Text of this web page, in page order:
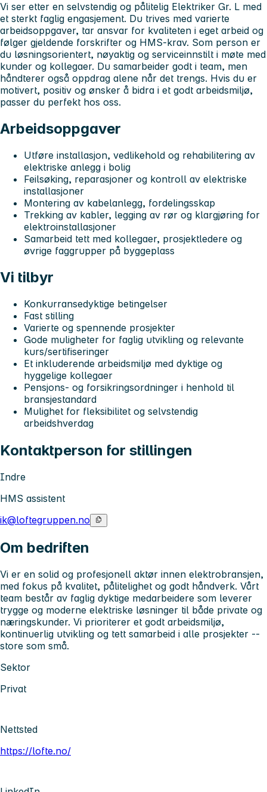
Vi ser etter en selvstendig og pålitelig Elektriker Gr. L med
et sterkt faglig engasjement. Du trives med varierte
arbeidsoppgaver, tar ansvar for kvaliteten i eget arbeid og
følger gjeldende forskrifter og HMS‑krav. Som person er
du løsningsorientert, nøyaktig og serviceinnstilt i møte med
kunder og kollegaer. Du samarbeider godt i team, men
håndterer også oppdrag alene når det trengs. Hvis du er
motivert, positiv og ønsker å bidra i et godt arbeidsmiljø,
passer du perfekt hos oss.
Arbeidsoppgaver
Utføre installasjon, vedlikehold og rehabilitering av
elektriske anlegg i bolig
Feilsøking, reparasjoner og kontroll av elektriske
installasjoner
Montering av kabelanlegg, fordelingsskap
Trekking av kabler, legging av rør og klargjøring for
elektroinstallasjoner
Samarbeid tett med kollegaer, prosjektledere og
øvrige faggrupper på byggeplass
Vi tilbyr
Konkurransedyktige betingelser
Fast stilling
Varierte og spennende prosjekter
Gode muligheter for faglig utvikling og relevante
kurs/sertifiseringer
Et inkluderende arbeidsmiljø med dyktige og
hyggelige kollegaer
Pensjons- og forsikringsordninger i henhold til
bransjestandard
Mulighet for fleksibilitet og selvstendig
arbeidshverdag
Kontaktperson for stillingen
Indre
HMS assistent
ik@loftegruppen.no
Om bedriften
Vi er en solid og profesjonell aktør innen elektrobransjen,
med fokus på kvalitet, pålitelighet og godt håndverk. Vårt
team består av faglig dyktige medarbeidere som leverer
trygge og moderne elektriske løsninger til både private og
næringskunder. Vi prioriterer et godt arbeidsmiljø,
kontinuerlig utvikling og tett samarbeid i alle prosjekter --
store som små.
Sektor
Privat
Nettsted
https://lofte.no/